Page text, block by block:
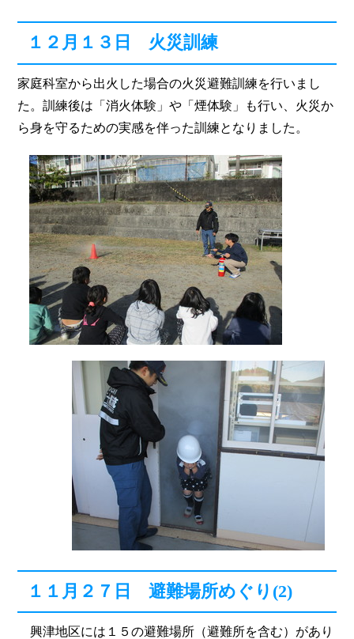
１２月１３日 火災訓練
家庭科室から出火した場合の火災避難訓練を行いまし
た。訓練後は「消火体験」や「煙体験」も行い、火災か
ら身を守るための実感を伴った訓練となりました。
１１月２７日 避難場所めぐり(2)
興津地区には１５の避難場所（避難所を含む）があり